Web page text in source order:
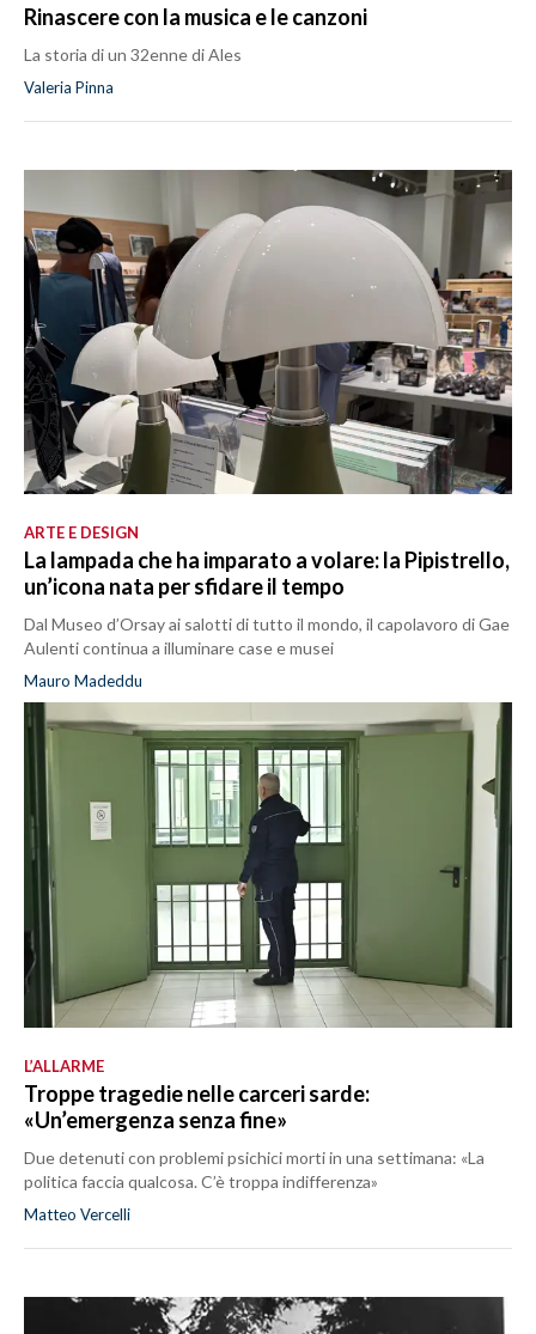
Rinascere con la musica e le canzoni
La storia di un 32enne di Ales
Valeria Pinna
ARTE E DESIGN
La lampada che ha imparato a volare: la Pipistrello,
un’icona nata per sfidare il tempo
Dal Museo d’Orsay ai salotti di tutto il mondo, il capolavoro di Gae
Aulenti continua a illuminare case e musei
Mauro Madeddu
L’ALLARME
Troppe tragedie nelle carceri sarde:
«Un’emergenza senza fine»
Due detenuti con problemi psichici morti in una settimana: «La
politica faccia qualcosa. C’è troppa indifferenza»
Matteo Vercelli